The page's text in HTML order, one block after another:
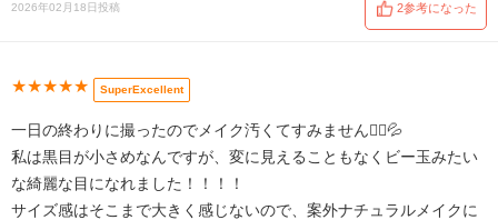
2026年02月18日投稿 2参考になった
★★★★★ SuperExcellent
一日の終わりに撮ったのでメイク汚くてすみません🙇‍♀️💦
私は黒目が小さめなんですが、変に見えることもなくビー玉みたい
な綺麗な目になれました！！！！
サイズ感はそこまで大きく感じないので、案外ナチュラルメイクに